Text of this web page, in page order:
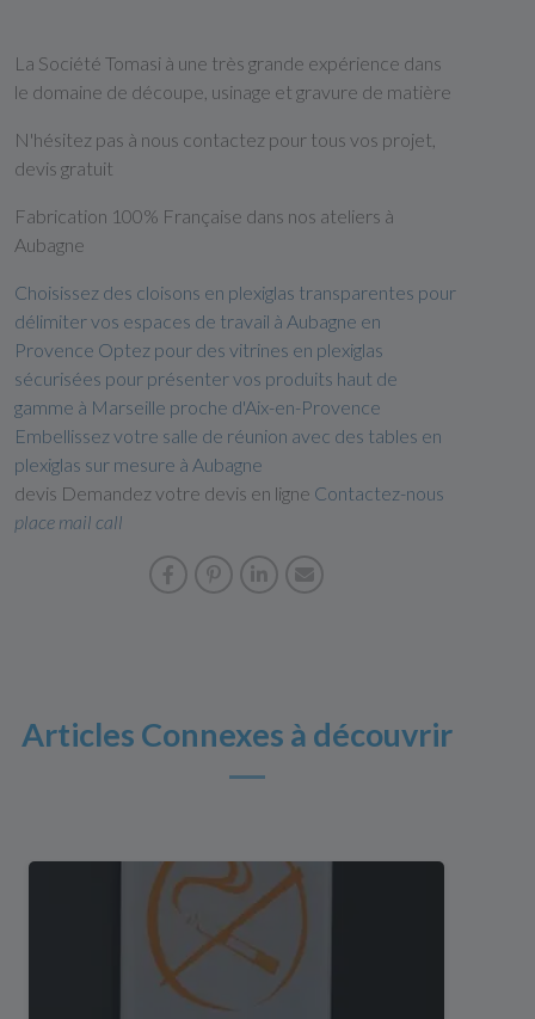
La Société Tomasi à une très grande expérience dans
le domaine de découpe, usinage et gravure de matière
N'hésitez pas à nous contactez pour tous vos projet,
devis gratuit
Fabrication 100% Française dans nos ateliers à
Aubagne
Choisissez des cloisons en plexiglas transparentes pour
délimiter vos espaces de travail à Aubagne en
Provence Optez pour des vitrines en plexiglas
sécurisées pour présenter vos produits haut de
gamme à Marseille proche d'Aix-en-Provence
Embellissez votre salle de réunion avec des tables en
plexiglas sur mesure à Aubagne
devis Demandez votre devis en ligne Contactez-nous
place mail call
Articles Connexes à découvrir